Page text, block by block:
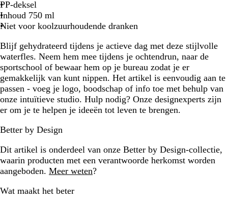
t
w
PP-deksel
Inhoud 750 ml
Niet voor koolzuurhoudende dranken
Blijf gehydrateerd tijdens je actieve dag met deze stijlvolle
waterfles. Neem hem mee tijdens je ochtendrun, naar de
sportschool of bewaar hem op je bureau zodat je er
gemakkelijk van kunt nippen. Het artikel is eenvoudig aan te
passen - voeg je logo, boodschap of info toe met behulp van
onze intuïtieve studio. Hulp nodig? Onze designexperts zijn
er om je te helpen je ideeën tot leven te brengen.
Better by Design
Dit artikel is onderdeel van onze Better by Design-collectie,
waarin producten met een verantwoorde herkomst worden
aangeboden. Meer weten?
Wat maakt het beter